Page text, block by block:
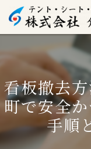
看板撤去
町で安全
手順